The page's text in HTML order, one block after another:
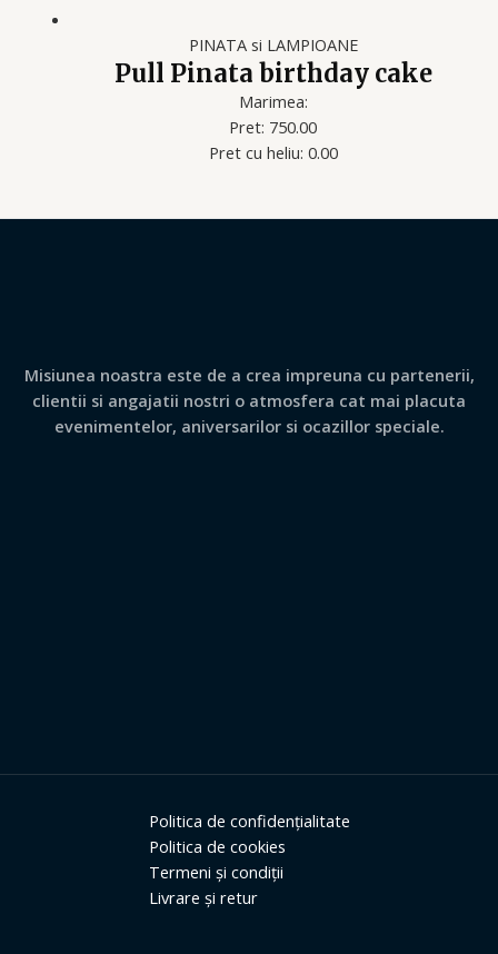
PINATA si LAMPIOANE
Pull Pinata birthday cake
Marimea:
Pret: 750.00
Pret cu heliu: 0.00
Misiunea noastra este de a crea impreuna cu partenerii,
clientii si angajatii nostri o atmosfera cat mai placuta
evenimentelor, aniversarilor si ocazillor speciale.
Politica de confidențialitate
Politica de cookies
Termeni și condiții
Livrare și retur